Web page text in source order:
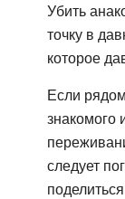
Убить
точку в
которое
Если
знакомого
следует